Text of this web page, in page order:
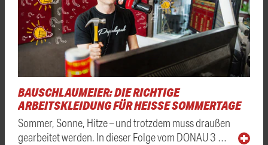
BAUSCHLAUMEIER: DIE RICHTIGE
ARBEITSKLEIDUNG FÜR HEISSE SOMMERTAGE
Sommer, Sonne, Hitze – und trotzdem muss draußen
gearbeitet werden. In dieser Folge vom DONAU 3 …